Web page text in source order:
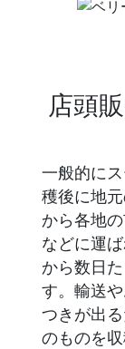
店頭
一般的に
穫後に地
から各地
などに運
から数日
す。輸送
つきが出
のものを